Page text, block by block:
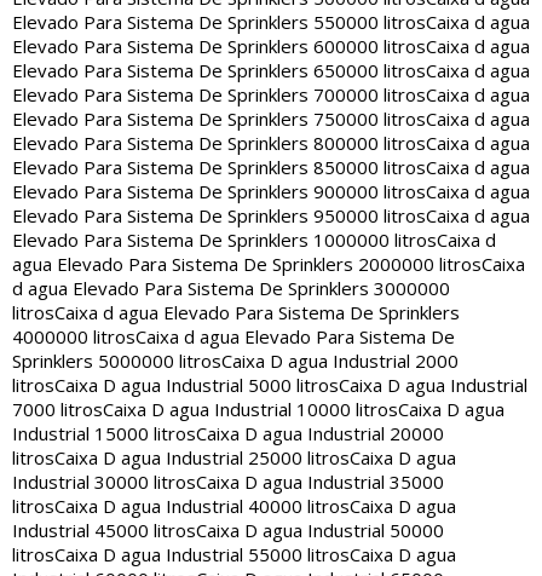
Elevado Para Sistema De Sprinklers 550000 litrosCaixa d agua
Elevado Para Sistema De Sprinklers 600000 litrosCaixa d agua
Elevado Para Sistema De Sprinklers 650000 litrosCaixa d agua
Elevado Para Sistema De Sprinklers 700000 litrosCaixa d agua
Elevado Para Sistema De Sprinklers 750000 litrosCaixa d agua
Elevado Para Sistema De Sprinklers 800000 litrosCaixa d agua
Elevado Para Sistema De Sprinklers 850000 litrosCaixa d agua
Elevado Para Sistema De Sprinklers 900000 litrosCaixa d agua
Elevado Para Sistema De Sprinklers 950000 litrosCaixa d agua
Elevado Para Sistema De Sprinklers 1000000 litrosCaixa d
agua Elevado Para Sistema De Sprinklers 2000000 litrosCaixa
d agua Elevado Para Sistema De Sprinklers 3000000
litrosCaixa d agua Elevado Para Sistema De Sprinklers
4000000 litrosCaixa d agua Elevado Para Sistema De
Sprinklers 5000000 litrosCaixa D agua Industrial 2000
litrosCaixa D agua Industrial 5000 litrosCaixa D agua Industrial
7000 litrosCaixa D agua Industrial 10000 litrosCaixa D agua
Industrial 15000 litrosCaixa D agua Industrial 20000
litrosCaixa D agua Industrial 25000 litrosCaixa D agua
Industrial 30000 litrosCaixa D agua Industrial 35000
litrosCaixa D agua Industrial 40000 litrosCaixa D agua
Industrial 45000 litrosCaixa D agua Industrial 50000
litrosCaixa D agua Industrial 55000 litrosCaixa D agua